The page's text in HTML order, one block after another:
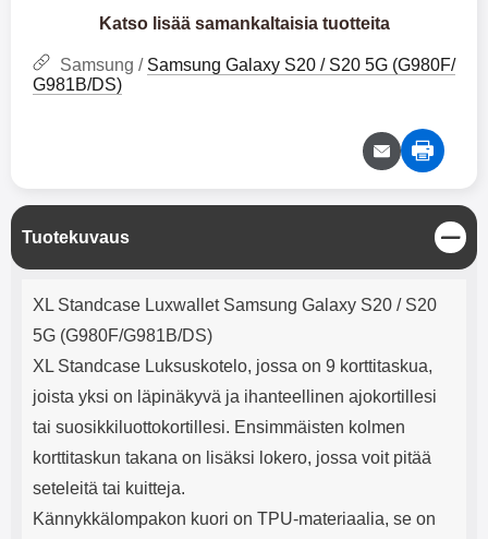
Max Output: USB: DC5V/3.0A
(18W) Type-C: 5V/3A (PD15W)
5V/3A Max Maximum output:
20.W Max Johdon pituus: 1 metri
Väri: Valkoinen
Katso lisää samankaltaisia tuotteita
Samsung / Samsung Galaxy S20 / S20 5G (G980F/
G981B/DS)
Tuotekuvaus
S
u
l
Tuotekuvaus
XL Standcase Luxwallet Samsung Galaxy S20 / S20
5G (G980F/G981B/DS)
XL Standcase Luksuskotelo, jossa on 9 korttitaskua,
joista yksi on läpinäkyvä ja ihanteellinen ajokortillesi
tai suosikkiluottokortillesi. Ensimmäisten kolmen
korttitaskun takana on lisäksi lokero, jossa voit pitää
seteleitä tai kuitteja.
Kännykkälompakon kuori on TPU-materiaalia, se on